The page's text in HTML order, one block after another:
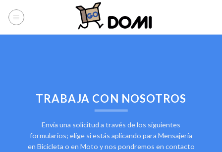
TRABAJA CON NOSOTROS
Envía una solicitud a través de los siguientes
formularios; elige si estás aplicando para Mensajería
en Bicicleta o en Moto y nos pondremos en contacto